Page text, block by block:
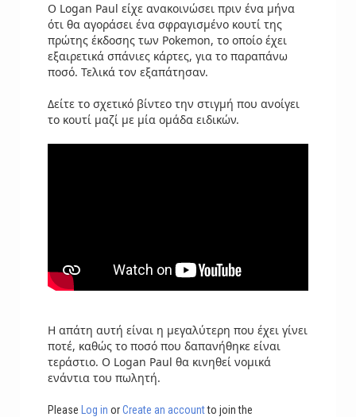
Ο Logan Paul είχε ανακοινώσει πριν ένα μήνα
ότι θα αγοράσει ένα σφραγισμένο κουτί της
πρώτης έκδοσης των Pokemon, το οποίο έχει
εξαιρετικά σπάνιες κάρτες, για το παραπάνω
ποσό. Τελικά τον εξαπάτησαν.
Δείτε το σχετικό βίντεο την στιγμή που ανοίγει
το κουτί μαζί με μία ομάδα ειδικών.
Η απάτη αυτή είναι η μεγαλύτερη που έχει γίνει
ποτέ, καθώς το ποσό που δαπανήθηκε είναι
τεράστιο. Ο Logan Paul θα κινηθεί νομικά
ενάντια του πωλητή.
Please Log in orCreate an accountto join the